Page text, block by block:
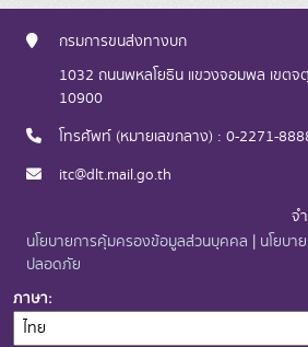
กรมการขนส่งทางบก
1032 ถนนพหลโยธิน แขวงจอมพล เขตจ
10900
โทรศัพท์ (หมายเลขกลาง) : 0-2271-
itc@dlt.mail.go.th
จ
นโยบายการคุ้มครองข้อมูลส่วนบุคคล | นโยบา
ปลอดภัย
ภาษา